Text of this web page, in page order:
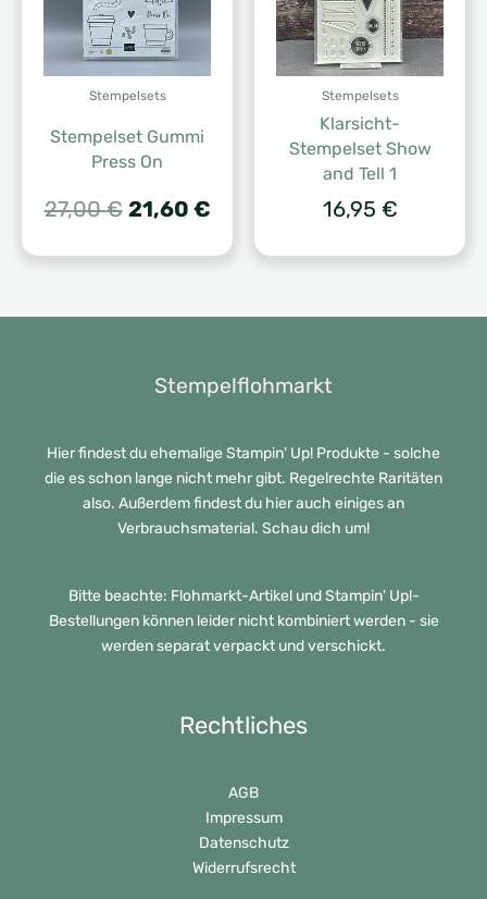
Stempelsets
Stempelset Gummi
Press On
27,00€ Ursprünglicher
war:
21,60 €Aktueller
ist:
Stempelsets
Klarsicht-
Stempelset Show
and Tell 1
16,95 €
Stempelflohmarkt
Hier findest du ehemalige Stampin' Up! Produkte - solche
die es schon lange nicht mehr gibt. Regelrechte Raritäten
also. Außerdem findest du hier auch einiges an
Verbrauchsmaterial. Schau dich um!
Bitte beachte: Flohmarkt-Artikel und Stampin' Up!-
Bestellungen können leider nicht kombiniert werden - sie
werden separat verpackt und verschickt.
Rechtliches
AGB
Impressum
Datenschutz
Widerrufsrecht